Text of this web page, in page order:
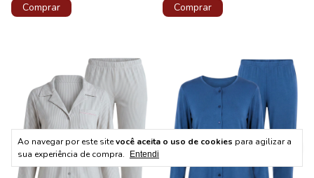
Ao navegar por este sitevocê aceita o uso de cookies para agilizar a
sua experiência de compra.
Entendi
Comprar
Comprar